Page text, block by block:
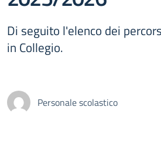
Di seguito l'elenco dei
in Collegio.
Personale scolastico